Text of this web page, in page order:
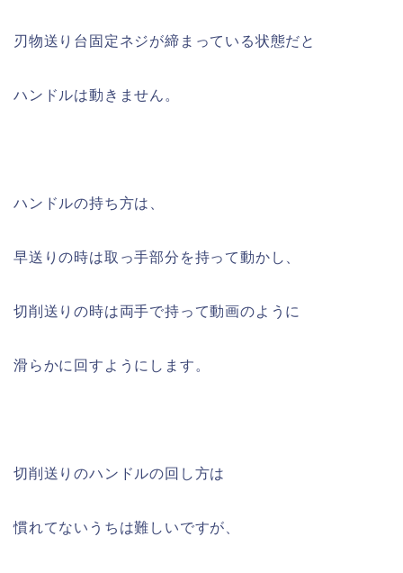
刃物送り台固定ネジが締まっている状態だと
ハンドルは動きません。
ハンドルの持ち方は、
早送りの時は取っ手部分を持って動かし、
切削送りの時は両手で持って動画のように
滑らかに回すようにします。
切削送りのハンドルの回し方は
慣れてないうちは難しいですが、